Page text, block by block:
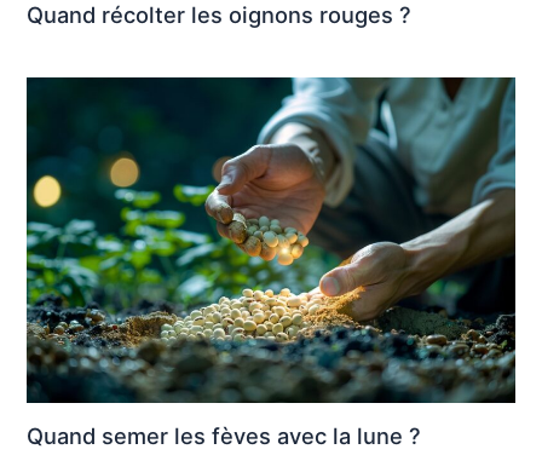
Quand récolter les oignons rouges ?
Quand semer les fèves avec la lune ?